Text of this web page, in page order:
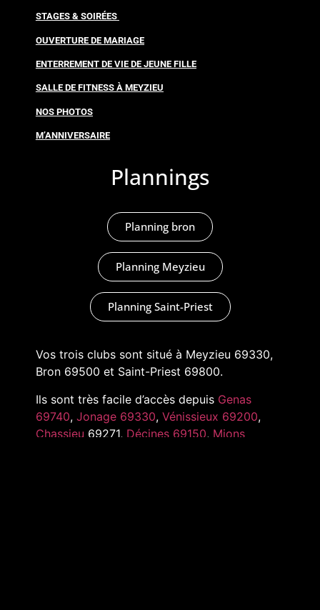
STAGES & SOIRÉES
OUVERTURE DE MARIAGE
ENTERREMENT DE VIE DE JEUNE FILLE
SALLE DE FITNESS À MEYZIEU
NOS PHOTOS
M’ANNIVERSAIRE
Plannings
Planning bron
Planning Meyzieu
Planning Saint-Priest
Vos trois clubs sont situé à Meyzieu 69330,
Bron 69500 et Saint-Priest 69800.
Ils sont très facile d’accès depuis Genas
69740, Jonage 69330, Vénissieux 69200,
Chassieu 69271, Décines 69150, Mions